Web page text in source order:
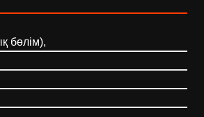
бөлім),